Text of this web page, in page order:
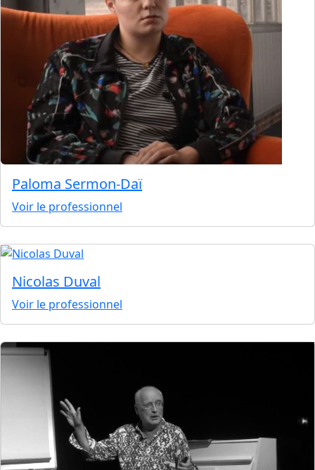
Paloma Sermon-Daï
Voir le professionnel
Nicolas Duval
Voir le professionnel